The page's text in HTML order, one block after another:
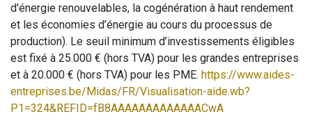
d'énergie renouvelables, la cogénération à haut rendement
et les économies d’énergie au cours du processus de
production). Le seuil minimum d’investissements éligibles
est fixé à 25.000 € (hors TVA) pour les grandes entreprises
et à 20.000 € (hors TVA) pour les PME. https://www.aides-
entreprises.be/Midas/FR/Visualisation-aide.wb?
P1=324&REFID=fB8AAAAAAAAAAAAACwA